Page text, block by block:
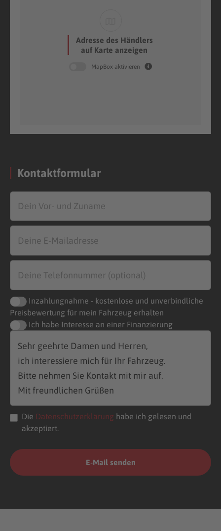
Adresse des Händlers
auf Karte anzeigen
MapBox aktivieren
Kontaktformular
Inzahlungnahme - kostenlose und unverbindliche
Preisbewertung für mein Fahrzeug erhalten
Ich habe Interesse an einer Finanzierung
Die Datenschutzerklärung habe ich gelesen und
akzeptiert.